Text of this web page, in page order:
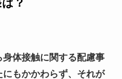
？
体接触に関する配慮事
もかかわらず、それが